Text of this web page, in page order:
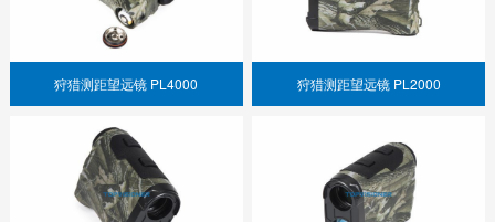
狩猎测距望远镜 PL4000 狩猎测距望远镜 PL2000